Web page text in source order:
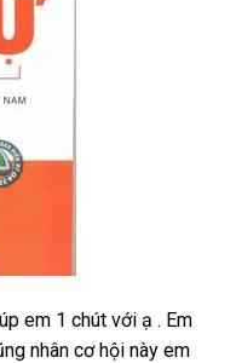
em 1 chút với ạ . Em
nhân cơ hội này em